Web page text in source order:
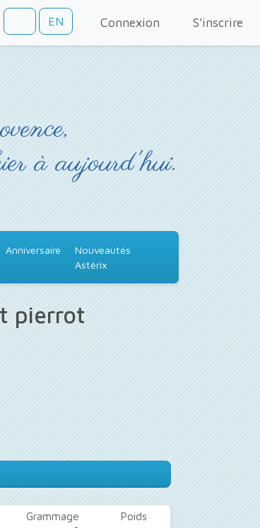
EN Connexion S'inscrire
à aujourd'hui.
Anniversaire
Nouveautés
Astérix
pierrot
Grammage Poids